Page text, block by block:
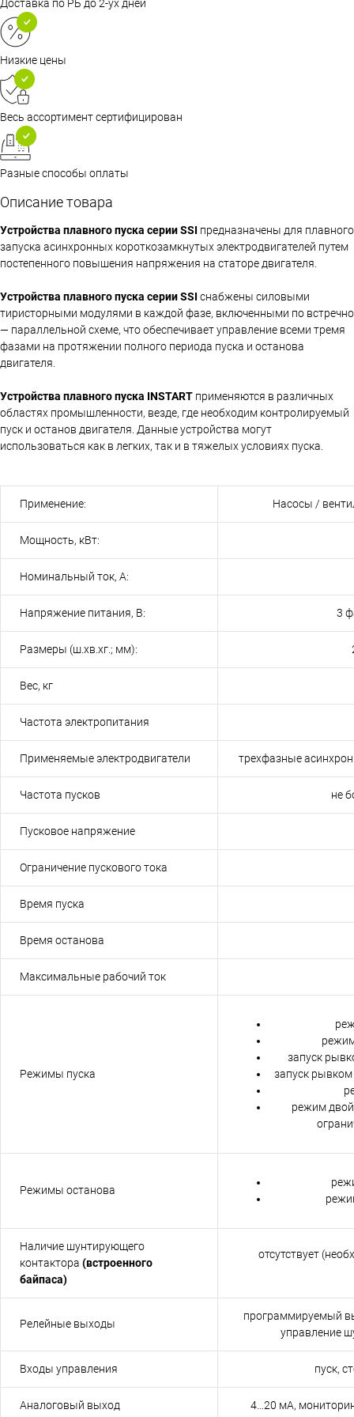
Доставка по РБ до 2-ух дней
Низкие цены
Весь ассортимент сертифицирован
Разные способы оплаты
Описание товара
Устройства плавного пуска серии SSI предназначены для плавного
запуска асинхронных короткозамкнутых электродвигателей путем
постепенного повышения напряжения на статоре двигателя.
Устройства плавного пуска серии SSI снабжены силовыми
тиристорными модулями в каждой фазе, включенными по встречно
— параллельной схеме, что обеспечивает управление всеми тремя
фазами на протяжении полного периода пуска и останова
двигателя.
Устройства плавного пуска INSTART применяются в различных
областях промышленности, везде, где необходим контролируемый
пуск и останов двигателя. Данные устройства могут
использоваться как в легких, так и в тяжелых условиях пуска.
Применение: Насосы /
Мощность, кВт:
Номинальный ток, А:
Напряжение питания, В: 3
Размеры (ш.хв.хг.; мм):
Вес, кг
Частота электропитания
Применяемые электродвигатели трехфазные
Частота пусков не
Пусковое напряжение
Ограничение пускового тока
Время пуска
Время останова
Максимальные рабочий ток
Режимы пуска
запуск
запуск
режим
Режимы останова
Наличие шунтирующего
контактора (встроенного
байпаса)
отсутствует
Релейные выходы
программируемый
управление
Входы управления пуск,
Аналоговый выход 4…20 мА,